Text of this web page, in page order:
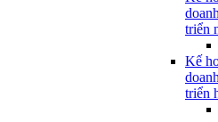
triển
Kế
triển